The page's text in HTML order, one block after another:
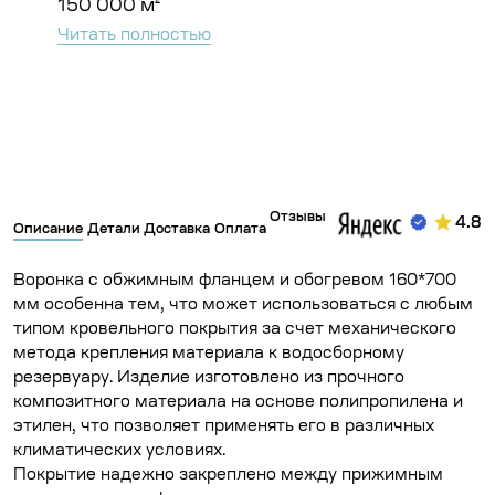
объемная – 63 900 м²; Анкера – 67 000
шт; Геотекстиль...
Описание Детали Доставка Оплата
Отзывы 4.8
Воронка с обжимным фланцем и обогревом 160*700
мм особенна тем, что может использоваться с любым
типом кровельного покрытия за счет механического
метода крепления материала к водосборному
резервуару. Изделие изготовлено из прочного
композитного материала на основе полипропилена и
этилен, что позволяет применять его в различных
климатических условиях.
Покрытие надежно закреплено между прижимным